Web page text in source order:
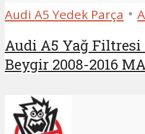
Audi A5 Yedek Parça •
Audi A5 Yağ Filtresi
Beygir 2008-2016